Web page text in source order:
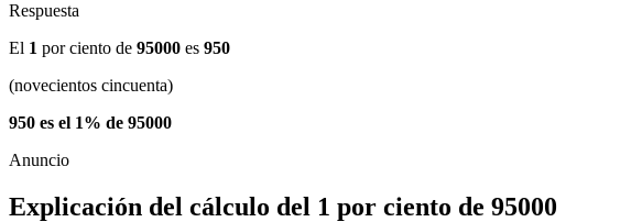
Respuesta
El 1 por ciento de 95000 es 950
(novecientos cincuenta)
950 es el 1% de 95000
Explicación del cálculo del 1 por ciento de 95000